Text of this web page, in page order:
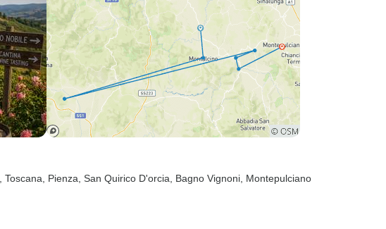
, Toscana , Pienza , San Quirico D'orcia , Bagno Vignoni , Montepulciano